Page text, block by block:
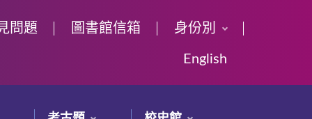
問題 圖書館信箱 身份別
English